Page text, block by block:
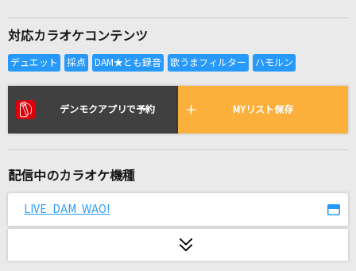
全国りれき
リアルタイムで歌われている曲の一覧
SAD SONG
[生音]TANGO NOIR
対応カラオケコンテンツ
デンモクアプリで予約 MYリスト保存
配信中のカラオケ機種
LIVE DAM WAO!